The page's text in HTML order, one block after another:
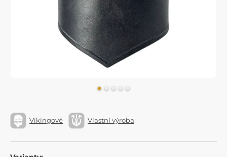
Vikingové Vlastní výroba